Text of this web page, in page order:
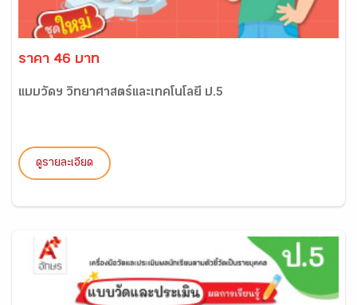
ราคา 46 บาท
แบบวัดฯ วิทยาศาสตร์และเทคโนโลยี ป.5
ดูรายละเอียด